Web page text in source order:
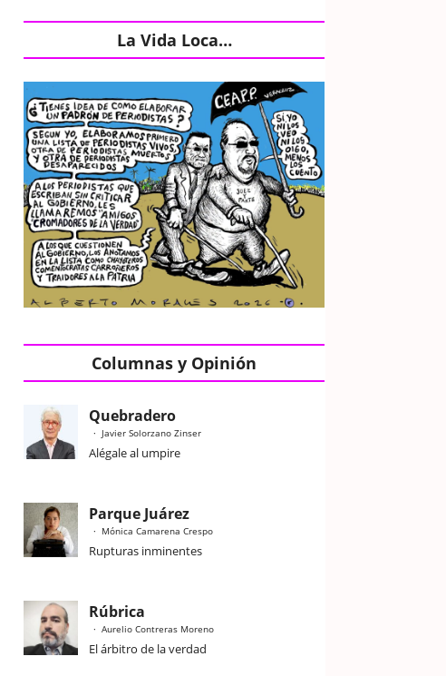
La Vida Loca…
Columnas y Opinión
Quebradero
Javier Solorzano Zinser
Alégale al umpire
Parque Juárez
Mónica Camarena Crespo
Rupturas inminentes
Rúbrica
Aurelio Contreras Moreno
El árbitro de la verdad